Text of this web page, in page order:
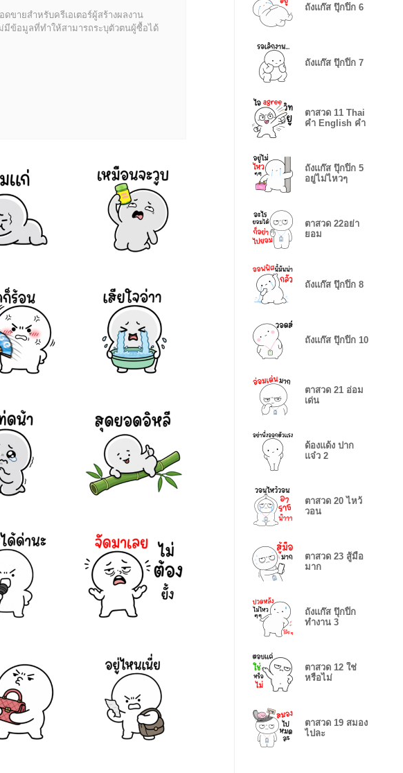
ดขายสำหรับครีเอเตอร์ผู้สร้างผลงาน
มีข้อมูลที่ทำให้สามารถระบุตัวตนผู้ซื้อได้
ถังแก๊ส ปุ๊กปิ๊ก 6
ถังแก๊ส ปุ๊กปิ๊ก 7
ตาสวด 11 Thai
คำ English คำ
ถังแก๊ส ปุ๊กปิ๊ก 5
อยู่ไม่ไหวๆ
ตาสวด 22อย่า
ยอม
ถังแก๊ส ปุ๊กปิ๊ก 8
ถังแก๊ส ปุ๊กปิ๊ก 10
ตาสวด 21 อ่อม
เด่น
ด้องแด้ง ปาก
แจ๋ว 2
ตาสวด 20 ไหว้
วอน
ตาสวด 23 สู้มือ
มาก
ถังแก๊ส ปุ๊กปิ๊ก
ทำงาน 3
ตาสวด 12 ใช่
หรือไม่
ตาสวด 19 สมอง
ไปละ